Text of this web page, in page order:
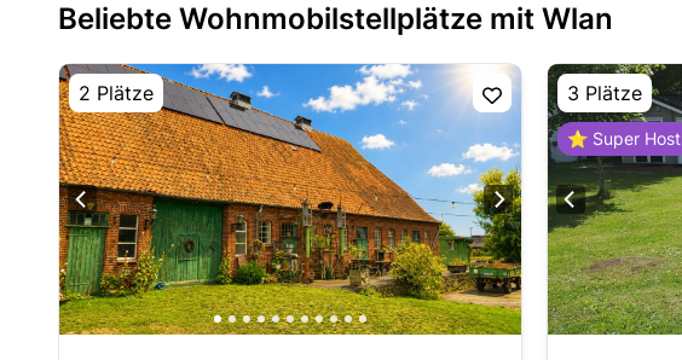
Beliebte Wohnmobilstellplätze mit Wlan
2 Plätze 3 Plätze
⭐ Super Host